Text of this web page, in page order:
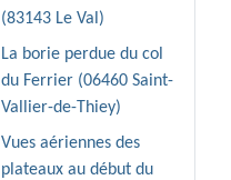
(83143 Le Val)
La borie perdue du col
du Ferrier (06460 Saint-
Vallier-de-Thiey)
Vues aériennes des
plateaux au début du